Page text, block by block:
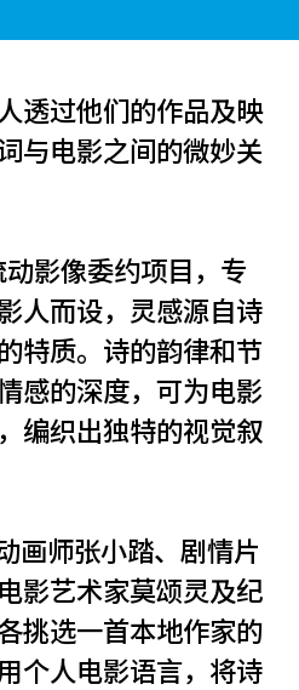
透过他们的作品及映
与电影之间的微妙关
影像委约项目，专
人而设，灵感源自诗
特质。诗的韵律和节
感的深度，可为电影
编织出独特的视觉叙
画师张小踏、剧情片
影艺术家莫颂灵及纪
挑选一首本地作家的
个人电影语言，将诗